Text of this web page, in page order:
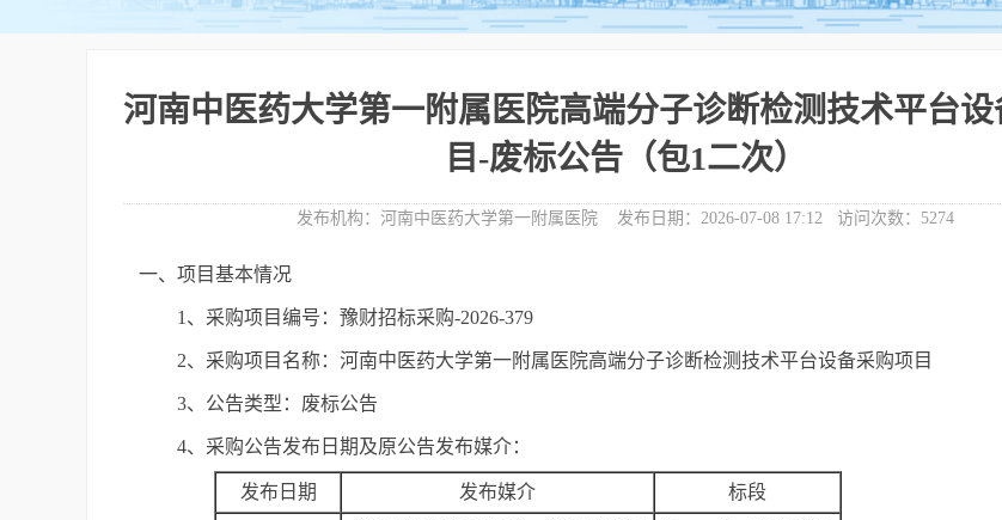
河南中医药大学第一附属医院高端分子诊断检测技术平台
目-废标公告（包1二次）
发布机构： 河南中医药大学第一附属医院 发布日期： 2026-07-08 17:12 访问次数： 5274
一、项目基本情况
1、采购项目编号：豫财招标采购-2026-379
2、采购项目名称：河南中医药大学第一附属医院高端分子诊断检测技术平台设备采购项目
3、公告类型：废标公告
4、采购公告发布日期及原公告发布媒介：
发布日期 发布媒介 标段